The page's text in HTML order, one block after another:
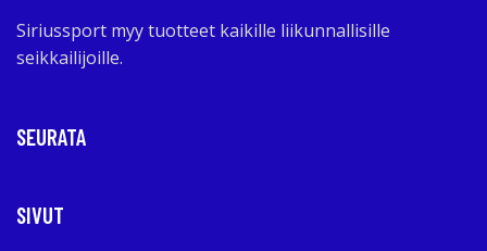
Siriussport myy tuotteet kaikille liikunnallisille
seikkailijoille.
SEURATA
SIVUT